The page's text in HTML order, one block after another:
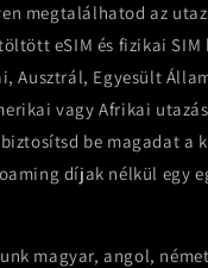
megtalálhatod az
eSIM és fizikai
Ausztrál, Egyesült
vagy Afrikai
be magadat a
díjak nélkül egy
magyar, angol,